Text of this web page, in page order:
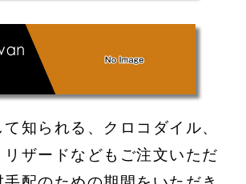
知られる、クロコダイル、
リザードなどもご注文いただ